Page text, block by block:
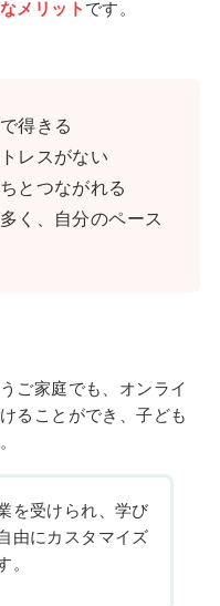
メリット です。
得きる
レスがない
とつながれる
く、自分のペース
ご家庭でも、オンライ
ることができ、子ども
を受けられ、学び
由にカスタマイズ